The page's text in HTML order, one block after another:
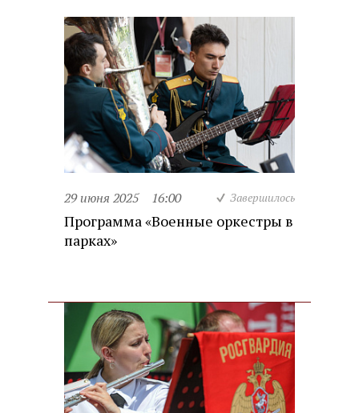
29 июня 2025 16:00 Завершилось
Программа «Военные оркестры в
парках»